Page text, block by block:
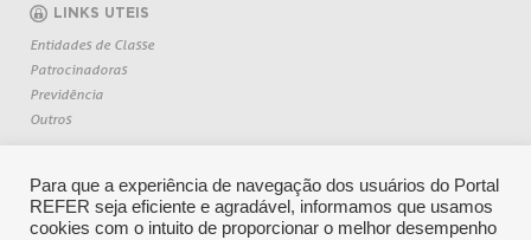
LINKS UTEIS
Entidades de Classe
Patrocinadoras
Previdência
Outros
Para que a experiência de navegação dos usuários do Portal
REFER seja eficiente e agradável, informamos que usamos
cookies com o intuito de proporcionar o melhor desempenho